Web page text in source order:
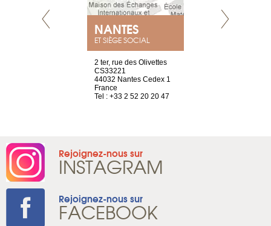
NANTES
ET SIÈGE SOCIAL
2 ter, rue des Olivettes
CS33221
44032 Nantes Cedex 1
France
Tel : +33 2 52 20 20 47
Rejoignez-nous sur
INSTAGRAM
Rejoignez-nous sur
FACEBOOK